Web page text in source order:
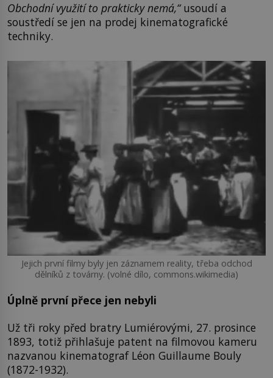
Obchodní využití to prakticky nemá,“usoudí a
soustředí se jen na prodej kinematografické
techniky.
Jejich první filmy byly jen záznamem reality, třeba odchod
dělníků z továrny. (volné dílo, commons.wikimedia)
Úplně první přece jen nebyli
Už tři roky před bratry Lumiérovými, 27. prosince
1893, totiž přihlašuje patent na filmovou kameru
nazvanou kinematograf Léon Guillaume Bouly
(1872-1932).